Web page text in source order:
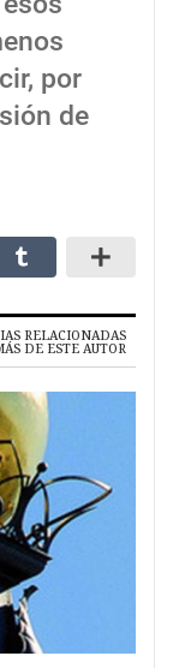
por
de
RELACIONADAS
DE ESTE AUTOR